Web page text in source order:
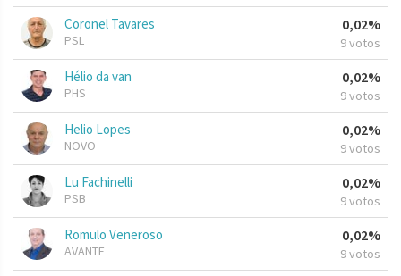
Coronel Tavares
PSL
0,02%
9 votos
Hélio da van
PHS
0,02%
9 votos
Helio Lopes
NOVO
0,02%
9 votos
Lu Fachinelli
PSB
0,02%
9 votos
Romulo Veneroso
AVANTE
0,02%
9 votos